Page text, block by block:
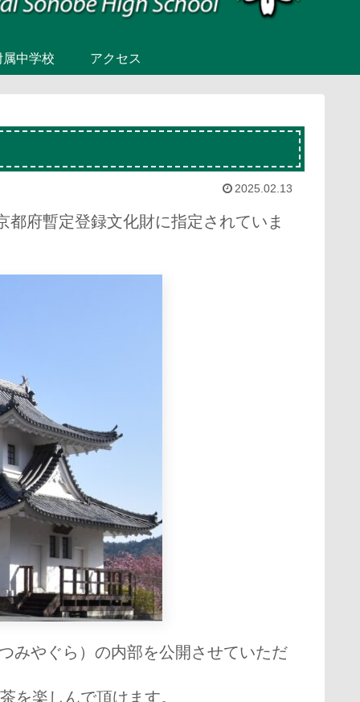
属中学校 アクセス
2025.02.13
府暫定登録文化財に指定されていま
みやぐら）の内部を公開させていただ
を楽しんで頂けます。